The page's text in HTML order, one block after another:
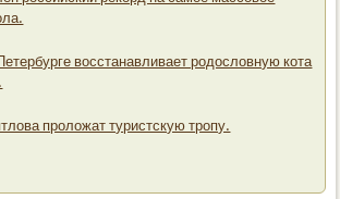
восстанавливает родословную кота
проложат туристскую тропу.